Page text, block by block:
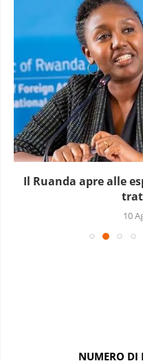
Il Ruanda apre alle
10
NUMERO DI